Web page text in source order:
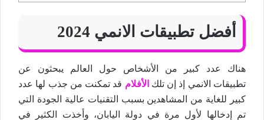
أفضل تطبيقات الانمي 2024
هناك عدد كبير من الأشخاص حول العالم يبحثون عن
تطبيقات الانمي إذ إن تلك الأفلام قد تمكنت من جذب لها عدد
كبير للغاية من المشاهدين بسبب التقنيات عالية الجودة التي
تم إدخالها لأول مرة في دولة اليابان، وأخذت الكثير في